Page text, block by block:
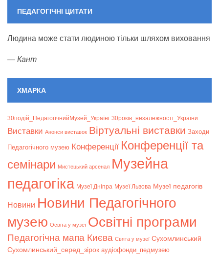
ПЕДАГОГІЧНІ ЦИТАТИ
Людина може стати людиною тільки шляхом виховання
— Кант
ХМАРКА
30подій_ПедагогічнийМузей_Україні 30років_незалежності_України
Bиставки Анонси виставок Віртуальні виставки Заходи
Педагогічного музею Конференції Конференції та
семінари Мистецький арсенал Музейна
педагогіка Музеї Дніпра Музеї Львова Музеї педагогів
Новини Новини Педагогічного
музею Освіта у музеї Освітні програми
Педагогічна мапа Києва Свята у музеї Сухомлинський
Сухомлинський_серед_зірок аудіофонди_педмузею